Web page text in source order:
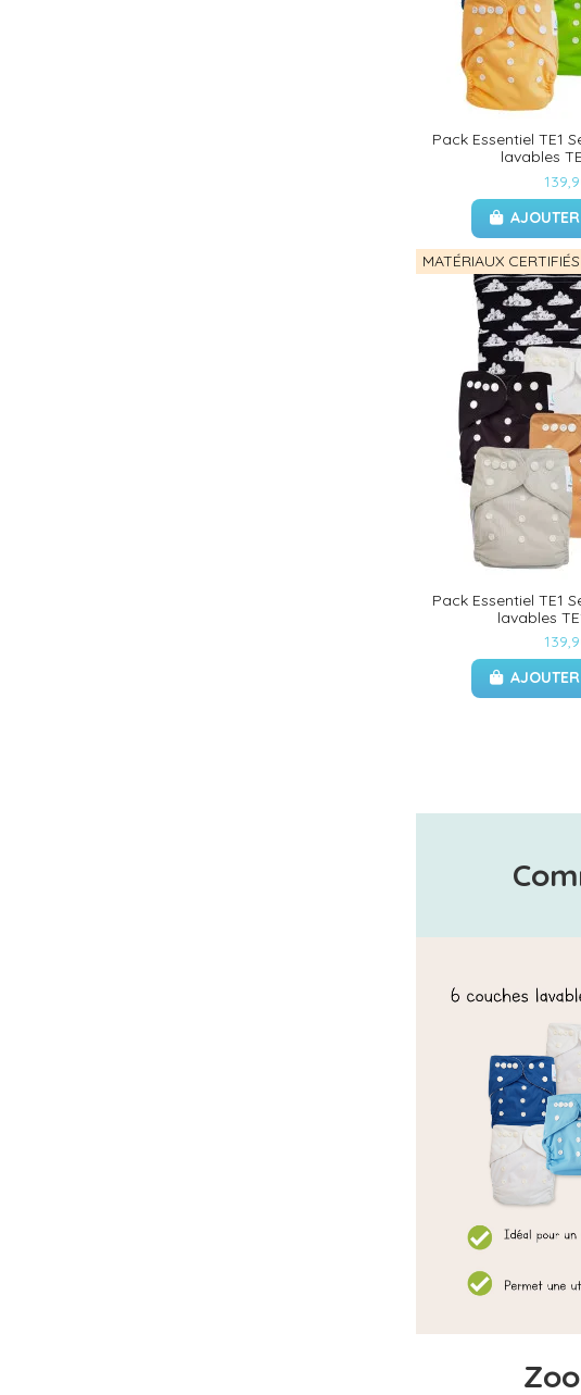
Pack Essentiel TE1
lavables
MATÉRIAUX
Pack Essentiel TE1
lavables